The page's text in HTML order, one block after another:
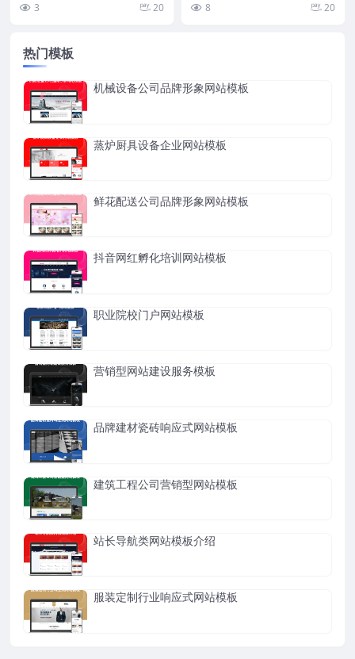
清晰。顶部导航栏固定...
3 20
权债务、合同纠纷等业...
8 20
热门模板
机械设备公司品牌形象网站模板
蒸炉厨具设备企业网站模板
鲜花配送公司品牌形象网站模板
抖音网红孵化培训网站模板
职业院校门户网站模板
营销型网站建设服务模板
品牌建材瓷砖响应式网站模板
建筑工程公司营销型网站模板
站长导航类网站模板介绍
服装定制行业响应式网站模板